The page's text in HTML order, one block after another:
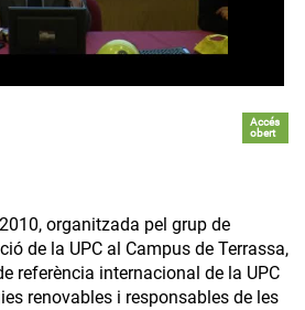
Accés
obert
organitzada pel grup de
de la UPC al Campus de Terrassa,
referència internacional de la UPC
renovables i responsables de les